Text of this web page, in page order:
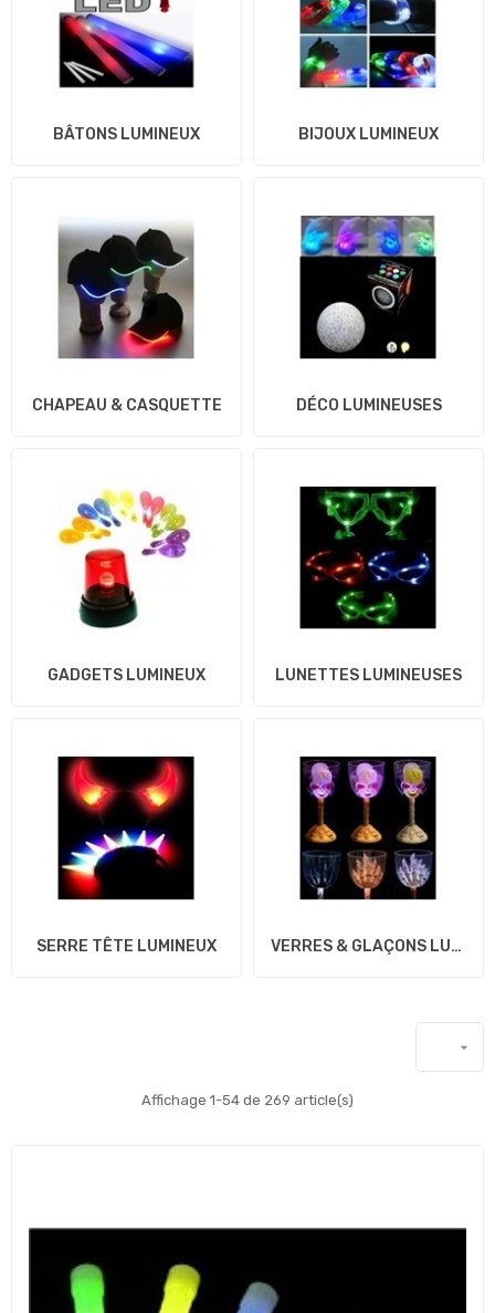
BÂTONS LUMINEUX BIJOUX LUMINEUX
CHAPEAU & CASQUETTE DÉCO LUMINEUSES
GADGETS LUMINEUX LUNETTES LUMINEUSES
SERRE TÊTE LUMINEUX VERRES & GLAÇONS LUMINEUX

Affichage 1-54 de 269 article(s)